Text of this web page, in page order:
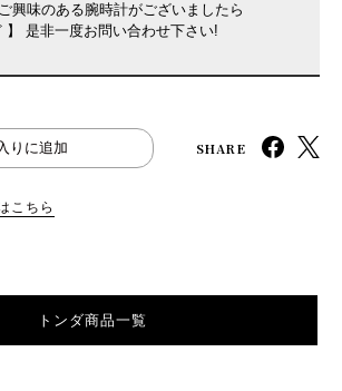
興味のある腕時計がございましたら
】 是非一度お問い合わせ下さい!
りに追加 SHARE
こちら
トンダ商品一覧